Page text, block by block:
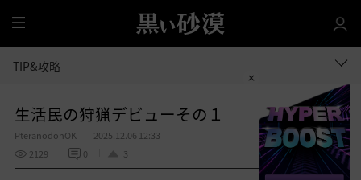
全
体
TIP&攻略
生活民の狩猟デビューその１
PteranodonOK
2025.12.06 12:33
2129
0 3